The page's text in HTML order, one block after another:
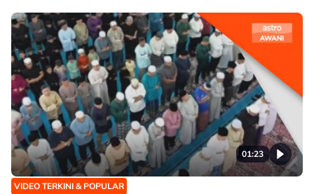
01:23
VIDEO TERKINI & POPULAR